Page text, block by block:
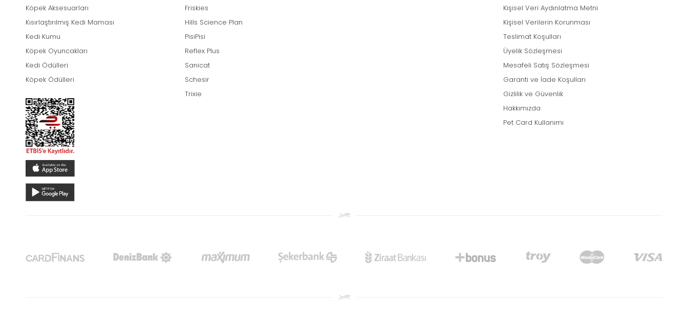
Köpek Aksesuarları
Kısırlaştırılmış Kedi Maması
Kedi Kumu
Köpek Oyuncakları
Kedi Ödülleri
Köpek Ödülleri
Friskies
Hills Science Plan
PisiPisi
Reflex Plus
Sanicat
Schesir
Trixie
Kişisel Veri Aydınlatma Metni
Kişisel Verilerin Korunması
Teslimat Koşulları
Üyelik Sözleşmesi
Mesafeli Satış Sözleşmesi
Garanti ve İade Koşulları
Gizlilik ve Güvenlik
Hakkımızda
Pet Card Kullanımı